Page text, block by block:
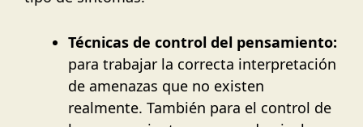
Técnicas de control del pensamiento:
para trabajar la correcta interpretación
de amenazas que no existen
realmente. También para el control de